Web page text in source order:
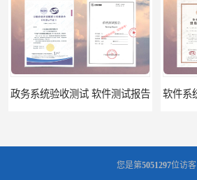
政务系统验收测试 软件测试报告
您是第5051297位访客